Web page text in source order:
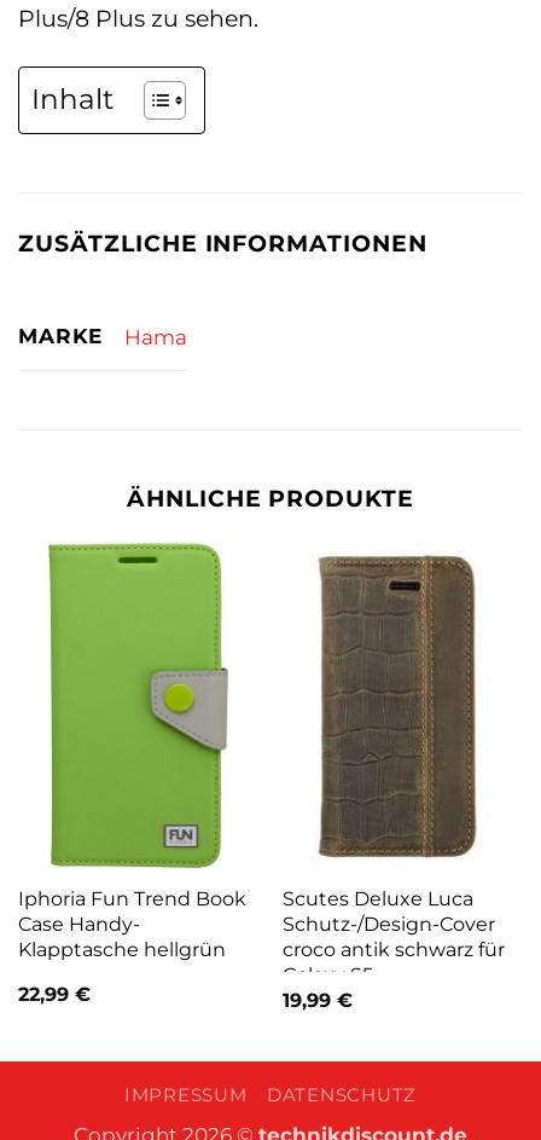
Plus/8 Plus zu sehen.
Inhalt
ZUSÄTZLICHE INFORMATIONEN
MARKE Hama
ÄHNLICHE PRODUKTE
Iphoria Fun Trend Book
Case Handy-
Klapptasche hellgrün
22,99 €
Scutes Deluxe Luca
Schutz-/Design-Cover
croco antik schwarz für
Galaxy S5
19,99 €
IMPRESSUM DATENSCHUTZ
Copyright 2026 © technikdiscount.de